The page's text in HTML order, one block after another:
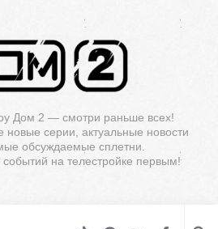
Дом 2 — смотри раньше всех!
серии, актуальные новости
обсуждаемые сплетни.
на телестройке первым!